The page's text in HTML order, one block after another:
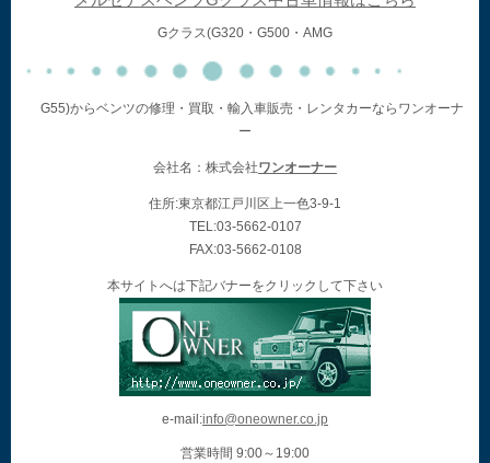
Gクラス(G320・G500・AMG
G55)からベンツの修理・買取・輸入車販売・レンタカーならワンオーナ
ー
会社名：株式会社ワンオーナー
住所:東京都江戸川区上一色3-9-1
TEL:03-5662-0107
FAX:03-5662-0108
本サイトへは下記バナーをクリックして下さい
e-mail:info@oneowner.co.jp
営業時間 9:00～19:00